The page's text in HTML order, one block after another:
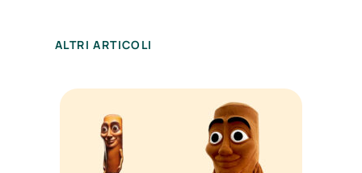
ALTRI ARTICOLI